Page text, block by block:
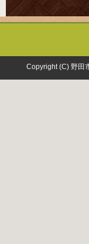
Copyright (C) 野田